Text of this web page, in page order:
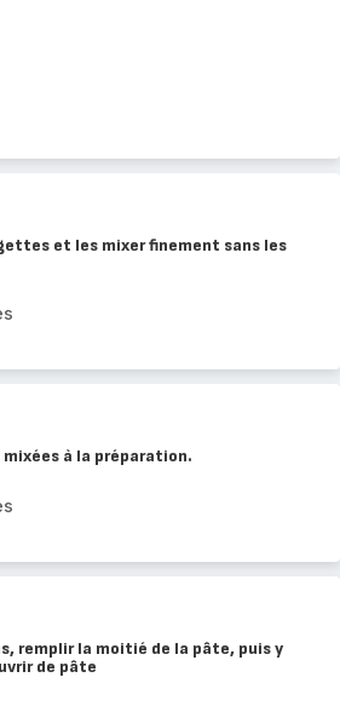
et les mixer finement sans les
à la préparation.
remplir la moitié de la pâte, puis y
de pâte